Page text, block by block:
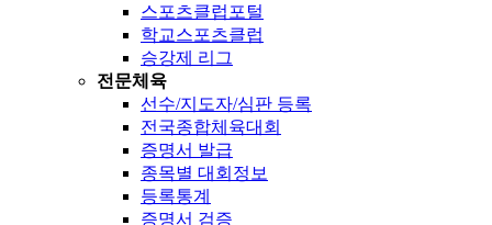
스포츠클럽포털
학교스포츠클럽
승강제 리그
전문체육
선수/지도자/심판 등록
전국종합체육대회
증명서 발급
종목별 대회정보
등록통계
증명서 검증